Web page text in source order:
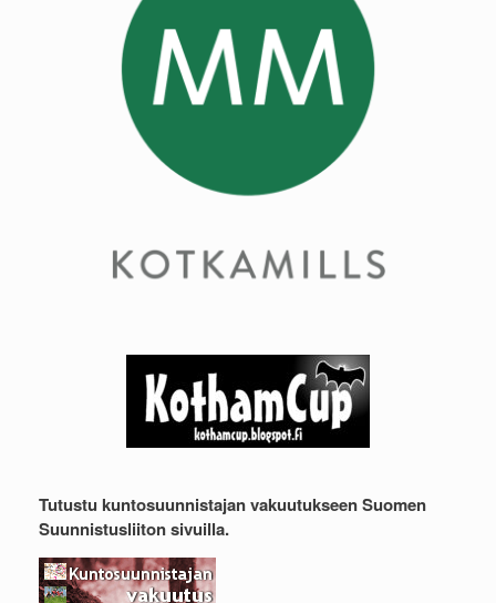
Tutustu kuntosuunnistajan vakuutukseen Suomen
Suunnistusliiton sivuilla.